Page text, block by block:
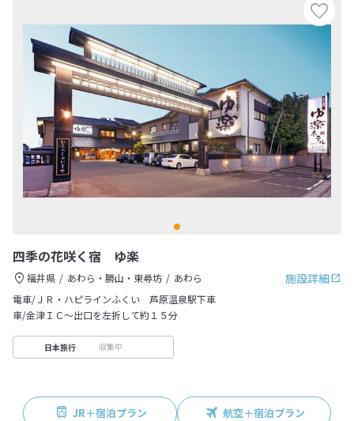
四季の花咲く宿 ゆ楽
施設詳細
福井県 あわら・勝山・東尋坊
あわら
電車/ＪＲ・ハピラインふくい 芦原温泉駅下車
車/金津ＩＣ～出口を左折して約１５分
日本旅行 収集中
JR＋宿泊プラン 航空＋宿泊プラン